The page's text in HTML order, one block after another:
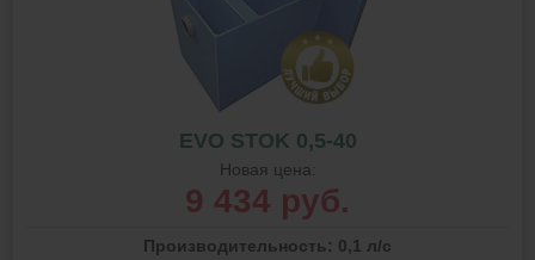
EVO STOK 0,5-40
Новая цена:
9 434 руб.
Производительность: 0,1 л/с